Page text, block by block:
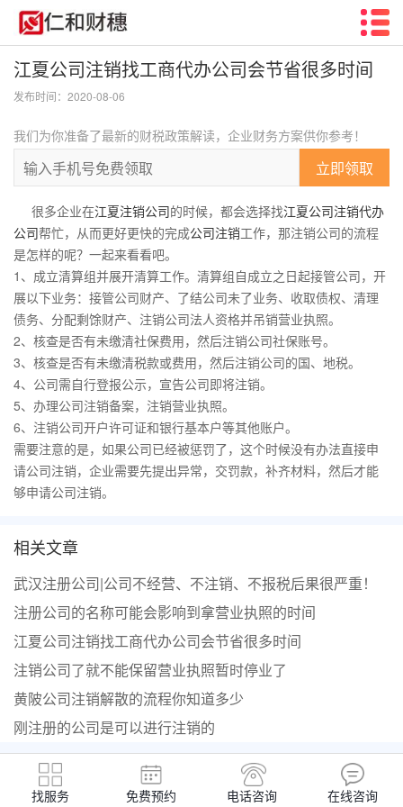
江夏公司注销找工商代办公司会节省很多时间
发布时间：2020-08-06
我们为你准备了最新的财税政策解读，企业财务方案供你参考！
立即领取
很多企业在江夏注销公司的时候，都会选择找江夏公司注销代办
公司帮忙，从而更好更快的完成公司注销工作，那注销公司的流程
是怎样的呢？一起来看看吧。
1、成立清算组并展开清算工作。清算组自成立之日起接管公司，开
展以下业务：接管公司财产、了结公司未了业务、收取债权、清理
债务、分配剩馀财产、注销公司法人资格并吊销营业执照。
2、核查是否有未缴清社保费用，然后注销公司社保账号。
3、核查是否有未缴清税款或费用，然后注销公司的国、地税。
4、公司需自行登报公示，宣告公司即将注销。
5、办理公司注销备案，注销营业执照。
6、注销公司开户许可证和银行基本户等其他账户。
需要注意的是，如果公司已经被惩罚了，这个时候没有办法直接申
请公司注销，企业需要先提出异常，交罚款，补齐材料，然后才能
够申请公司注销。
相关文章
武汉注册公司|公司不经营、不注销、不报税后果很严重！
注册公司的名称可能会影响到拿营业执照的时间
江夏公司注销找工商代办公司会节省很多时间
注销公司了就不能保留营业执照暂时停业了
黄陂公司注销解散的流程你知道多少
刚注册的公司是可以进行注销的
找服务 免费预约 电话咨询 在线咨询